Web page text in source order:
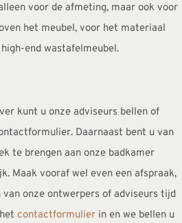
voor de afmeting, maar ook voor
het meubel, voor het materiaal
end wastafelmeubel.
kunt u onze adviseurs bellen of
Daarnaast bent u van
te brengen aan onze badkamer
Maak vooraf wel even een afspraak,
onze ontwerpers of adviseurs tijd
contactformulierin en we bellen u